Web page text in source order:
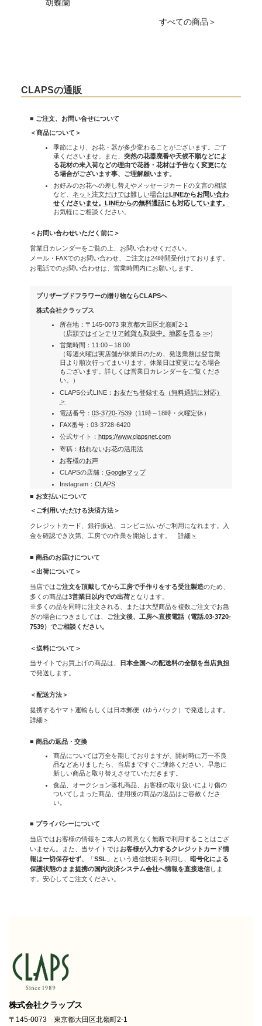
胡蝶蘭
すべての商品＞
CLAPSの通販
■ ご注文、お問い合せについて
＜商品について＞
季節により、お花・器が多少変わることがございます。ご了
承くださいませ。また、 突然の花器廃番や天候不順などによ
る花材の未入荷などの理由で花器・花材は予告なく変更にな
る場合がございます事、ご理解願います。
お好みのお花への差し替えやメッセージカードの文言の相談
など、 ネット注文だけでは難しい場合は LINEからお問い合わ
せくださいませ。LINEからの無料通話にも対応しています。
お気軽にご相談ください。
＜お問い合わせいただく前に＞
営業日カレンダーをご覧の上、お問い合わせください。
メール・FAXでのお問い合わせ、ご注文は24時間受付けております。
お電話でのお問い合わせは、営業時間内にお願いします。
プリザーブドフラワーの贈り物ならCLAPSへ
株式会社クラップス
所在地：〒145-0073 東京都大田区北嶺町2-1
（ 店頭ではインテリア雑貨も取扱中。地図を見る >>）
営業時間：11:00～18:00
（毎週火曜は実店舗が休業日のため、発送業務は翌営業
日より順次行ってまいります。休業日は変更になる場合
もございます。詳しくは営業日カレンダーをご覧くださ
い。）
CLAPS公式LINE： お友だち登録する（無料通話に対応）
＞
電話番号： 03-3720-7539（11時～18時・火曜定休）
FAX番号：03-3728-6420
公式サイト： https://www.clapsnet.com
寄稿： 枯れないお花の活用法
お客様のお声
CLAPSの店舗： Googleマップ
Instagram： CLAPS
■ お支払いについて
＜ご利用いただける決済方法＞
クレジットカード、銀行振込、コンビニ払いがご利用になれます。入
金を確認でき次第、工房での作業を開始します。 詳細＞
■ 商品のお届けについて
＜出荷について＞
当店ではご注文を頂戴してから工房で手作りをする受注製造のため、
多くの商品は3営業日以内での出荷となります。
※多くの品を同時に注文される、または大型商品を複数ご注文でお急
ぎの場合につきましては、 ご注文後、工房へ直接電話（電話.03-3720-
7539）でご相談ください。
＜送料について＞
当サイトでお買上げの商品は、
日本全国への配送料の全額を当店負担
で発送します。
＜配送方法＞
提携するヤマト運輸もしくは日本郵便（ゆうパック）で発送します。
詳細＞
■ 商品の返品・交換
商品については万全を期しておりますが、開封時に万一不良
品などありましたら、当店まですぐご連絡ください。早急に
新しい商品と取り替えさせていただきます。
食品、オークション落札商品、お客様の取り扱いにより傷の
ついてしまった商品、使用後の商品の返品はご容赦くださ
い。
■ プライバシーについて
当店ではお客様の情報をご本人の同意なく無断で利用することはござ
いません。また、当サイトではお客様が入力するクレジットカード情
報は一切保存せず、
「SSL 」という通信技術を利用し、 暗号化による
保護状態のまま提携の国内決済システム会社へ情報を直接送信しま
す。安心してご注文ください。
株式会社クラップス
〒145-0073 東京都大田区北嶺町2-1